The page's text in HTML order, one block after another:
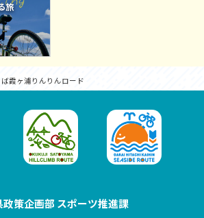
旅
ば霞ヶ浦りんりんロード
政策企画部 スポーツ推進課